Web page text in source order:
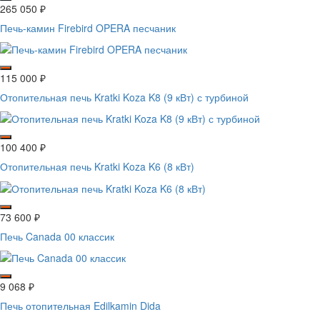
265 050 ₽
Печь-камин Firebird OPERA песчаник
115 000 ₽
Отопительная печь Kratki Koza K8 (9 кВт) с турбиной
100 400 ₽
Отопительная печь Kratki Koza K6 (8 кВт)
73 600 ₽
Печь Canada 00 классик
9 068 ₽
Печь отопительная Edilkamin Dida